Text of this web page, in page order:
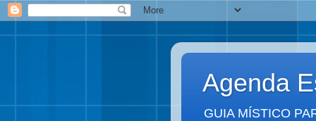
Agenda
GUIA MÍSTICO